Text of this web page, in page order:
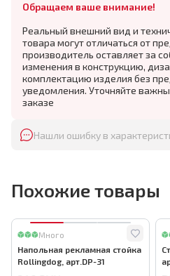
Обращаем ваше внимание!
Реальный внешний вид и
товара могут отличаться от
производитель оставляет за
изменения в конструкцию,
комплектацию изделия без
уведомления. Уточняйте
заказе
Нашли ошибку в
Похожие товары
Много
Напольная рекламная стойка
Rollingdog, арт.DP-31